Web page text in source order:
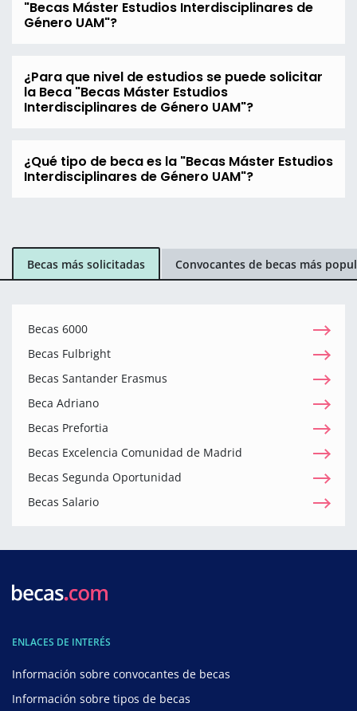
"Becas Máster Estudios Interdisciplinares de
Género UAM"?
¿Para que nivel de estudios se puede solicitar
la Beca "Becas Máster Estudios
Interdisciplinares de Género UAM"?
¿Qué tipo de beca es la "Becas Máster Estudios
Interdisciplinares de Género UAM"?
Becas más solicitadas Convocantes de becas más
Becas 6000
Becas Fulbright
Becas Santander Erasmus
Beca Adriano
Becas Prefortia
Becas Excelencia Comunidad de Madrid
Becas Segunda Oportunidad
Becas Salario
ENLACES DE INTERÉS
Información sobre convocantes de becas
Información sobre tipos de becas